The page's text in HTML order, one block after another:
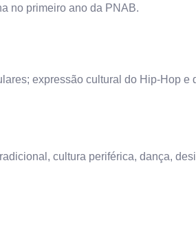
no primeiro ano da PNAB.
expressão cultural do Hip-Hop e
cultura periférica, dança,